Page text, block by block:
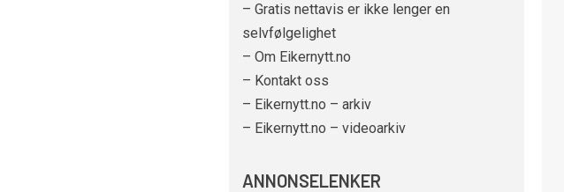
– Gratis nettavis er ikke lenger en
selvfølgelighet
– Om Eikernytt.no
– Kontakt oss
– Eikernytt.no – arkiv
– Eikernytt.no – videoarkiv
ANNONSELENKER